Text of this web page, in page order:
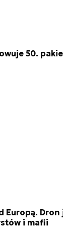
50.
Europą.
i mafii